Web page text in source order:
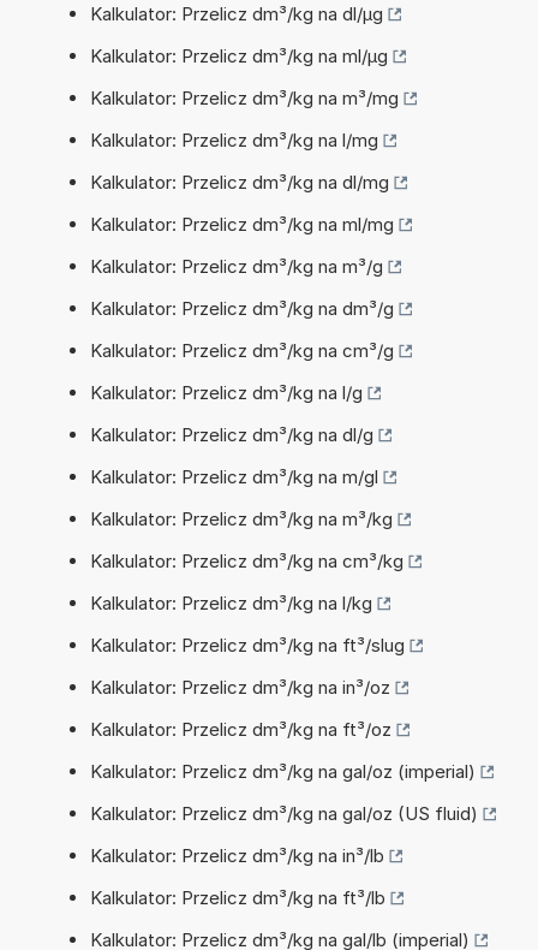
Kalkulator: Przelicz dm³/kg na dl/µg
Kalkulator: Przelicz dm³/kg na ml/µg
Kalkulator: Przelicz dm³/kg na m³/mg
Kalkulator: Przelicz dm³/kg na l/mg
Kalkulator: Przelicz dm³/kg na dl/mg
Kalkulator: Przelicz dm³/kg na ml/mg
Kalkulator: Przelicz dm³/kg na m³/g
Kalkulator: Przelicz dm³/kg na dm³/g
Kalkulator: Przelicz dm³/kg na cm³/g
Kalkulator: Przelicz dm³/kg na l/g
Kalkulator: Przelicz dm³/kg na dl/g
Kalkulator: Przelicz dm³/kg na m/gl
Kalkulator: Przelicz dm³/kg na m³/kg
Kalkulator: Przelicz dm³/kg na cm³/kg
Kalkulator: Przelicz dm³/kg na l/kg
Kalkulator: Przelicz dm³/kg na ft³/slug
Kalkulator: Przelicz dm³/kg na in³/oz
Kalkulator: Przelicz dm³/kg na ft³/oz
Kalkulator: Przelicz dm³/kg na gal/oz (imperial)
Kalkulator: Przelicz dm³/kg na gal/oz (US fluid)
Kalkulator: Przelicz dm³/kg na in³/lb
Kalkulator: Przelicz dm³/kg na ft³/lb
Kalkulator: Przelicz dm³/kg na gal/lb (imperial)